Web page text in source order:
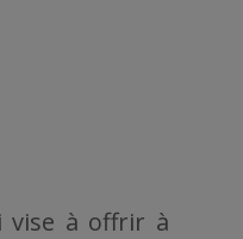
vise à offrir à